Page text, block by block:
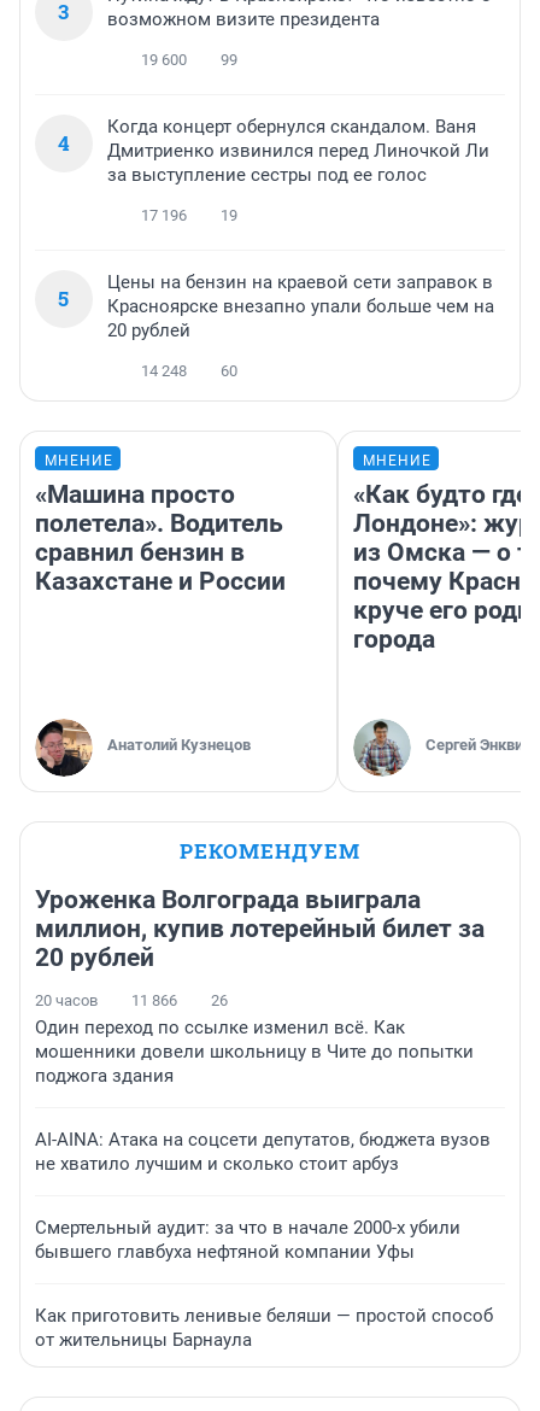
3
возможном визите президента
19 600 99
4
Когда концерт обернулся скандалом. Ваня
Дмитриенко извинился перед Линочкой Ли
за выступление сестры под ее голос
17 196 19
5
Цены на бензин на краевой сети заправок в
Красноярске внезапно упали больше чем на
20 рублей
14 248 60
МНЕНИЕ
«Машина просто
полетела». Водитель
сравнил бензин в
Казахстане и России
Анатолий Кузнецов
МНЕНИЕ
«Как будто
Лондоне»:
из Омска — о
почему
круче его
города
Сергей Энквист
РЕКОМЕНДУЕМ
Уроженка Волгограда выиграла
миллион, купив лотерейный билет за
20 рублей
20 часов 11 866 26
Один переход по ссылке изменил всё. Как
мошенники довели школьницу в Чите до попытки
поджога здания
AI-AINA: Атака на соцсети депутатов, бюджета вузов
не хватило лучшим и сколько стоит арбуз
Смертельный аудит: за что в начале 2000-х убили
бывшего главбуха нефтяной компании Уфы
Как приготовить ленивые беляши — простой способ
от жительницы Барнаула